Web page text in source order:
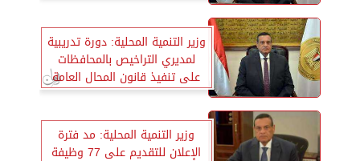
وزير التنمية المحلية: دورة تدريبية
لمديري التراخيص بالمحافظات
على تنفيذ قانون المحال العامة
وزير التنمية المحلية: مد فترة
الإعلان للتقديم على 77 وظيفة